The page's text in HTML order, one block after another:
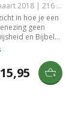
Nederlands | Paperback | 01 maart 2018 | 216 pagina's | 9789490489441
in hoe je een
geen
en Bijbelse
belemmerende
die de
voor zij die